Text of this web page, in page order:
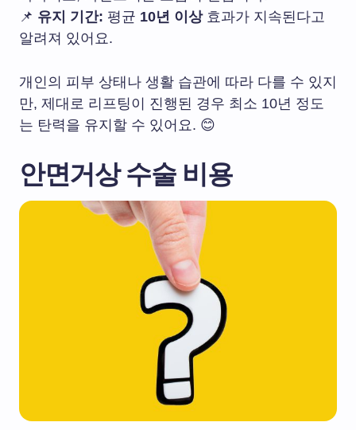
📌 유지 기간: 평균 10년 이상효과가 지속된다고
알려져 있어요.
개인의 피부 상태나 생활 습관에 따라 다를 수 있지
만, 제대로 리프팅이 진행된 경우 최소 10년 정도
는 탄력을 유지할 수 있어요. 😊
안면거상 수술 비용